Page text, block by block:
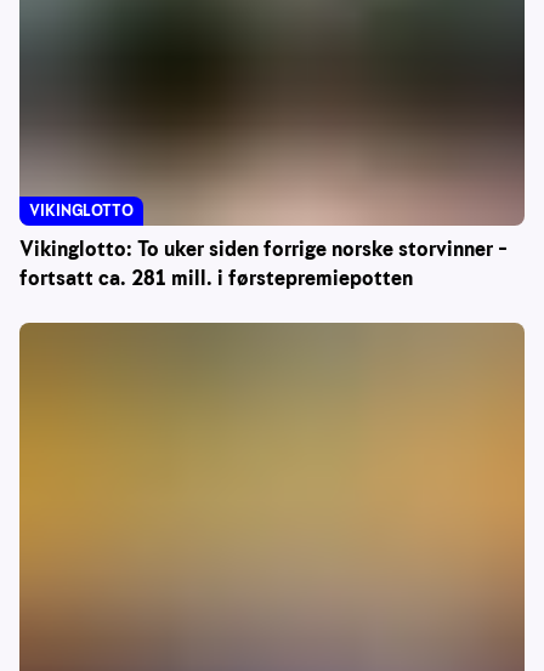
Vikinglotto: To uker siden forrige norske storvinner –
fortsatt ca. 281 mill. i førstepremiepotten
VIKINGLOTTO